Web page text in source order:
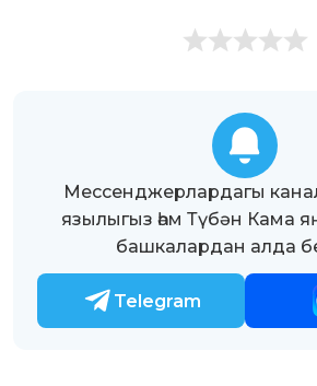
Мессенджерлардагы
язылыгыз һәм Түбән Кама
башкалардан алда
Telegram